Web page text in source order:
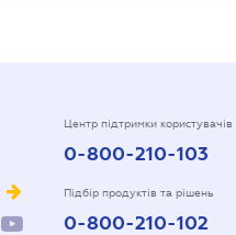
Центр підтримки користувачів
0-800-210-103
Підбір продуктів та рішень
0-800-210-102